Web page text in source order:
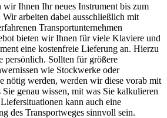
wir Ihnen Ihr neues Instrument bis zum
arbeiten dabei ausschließlich mit
Transportunternehmen
bieten wir Ihnen für viele Klaviere und
eine kostenfreie Lieferung an. Hierzu
persönlich. Sollten für größere
wie Stockwerke oder
nötig werden, werden wir diese vorab mit
Sie genau wissen, mit was Sie kalkulieren
kann auch eine
des Transportweges sinnvoll sein.